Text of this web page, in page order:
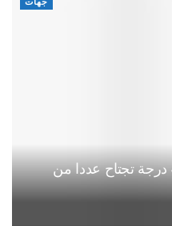
موجة حر شديدة تصل إلى 47 درجة تجتاح عددا من